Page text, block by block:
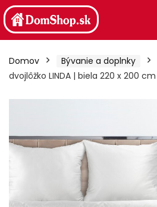
Domov Bývanie a doplnky
dvojlôžko LINDA | biela 220 x 200 cm